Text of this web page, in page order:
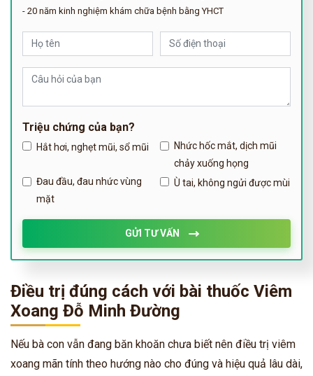
- 20 năm kinh nghiệm khám chữa bệnh bằng YHCT
Triệu chứng của bạn?
Hắt hơi, nghẹt mũi, sổ mũi
Nhức hốc mắt, dịch mũi
chảy xuống họng
Đau đầu, đau nhức vùng
mặt
Ù tai, không ngửi được mùi
GỬI TƯ VẤN
Điều trị đúng cách với bài thuốc Viêm
Xoang Đỗ Minh Đường
Nếu bà con vẫn đang băn khoăn chưa biết nên điều trị viêm
xoang mãn tính theo hướng nào cho đúng và hiệu quả lâu dài,